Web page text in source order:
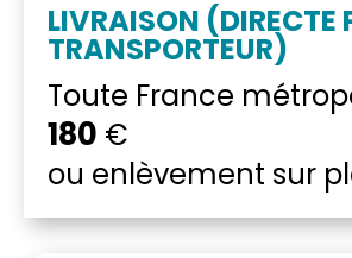
LIVRAISON (DIRECTE
TRANSPORTEUR)
Toute France
180 €
ou enlèvement sur